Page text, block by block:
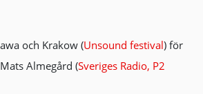
och Krakow (Unsound festival) för
Almegård (Sveriges Radio, P2